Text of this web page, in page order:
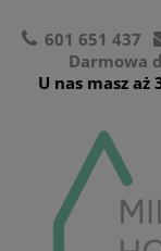
601 651 437
Darmowa
U nas masz